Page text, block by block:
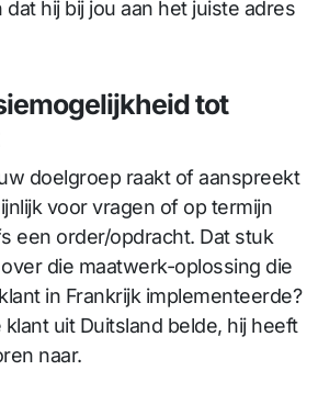
dat hij bij jou aan het juiste adres
tot
doelgroep raakt of aanspreekt
voor vragen of op termijn
een order/opdracht. Dat stuk
die maatwerk-oplossing die
in Frankrijk implementeerde?
uit Duitsland belde, hij heeft
naar.